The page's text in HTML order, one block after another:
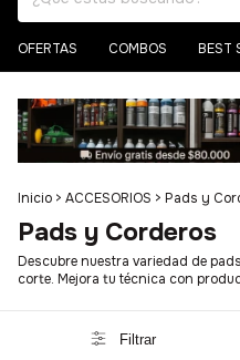
OFERTAS COMBOS BEST
Inicio > ACCESORIOS > Pads y
Pads y Corderos
Descubre nuestra variedad de
corte. Mejora tu técnica con
Filtrar